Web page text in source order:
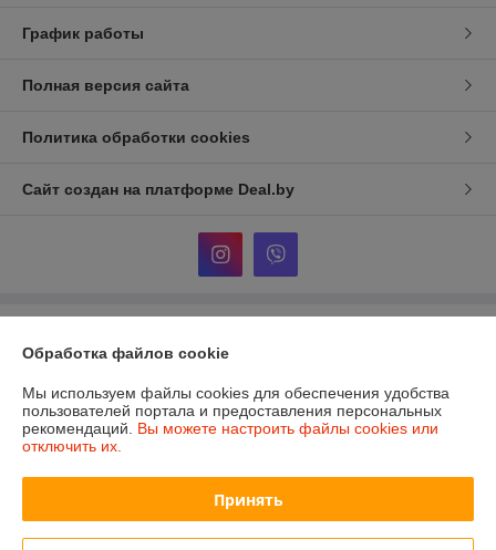
График работы
Полная версия сайта
Политика обработки cookies
Сайт создан на платформе Deal.by
г. Минск, ул. Тимирязева, д. 114, корпус 8, павильон 24172046
Регистрационный номер ЕГР: 193839904
Регистрационный орган: Минский городской исполнительный комитет
Обработка файлов cookie
Мы используем файлы cookies для обеспечения удобства
пользователей портала и предоставления персональных
рекомендаций. Вы можете настроить файлы cookies или
отключить их.
Принять